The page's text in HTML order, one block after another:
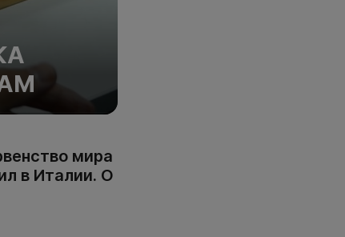
мира
в Италии. О